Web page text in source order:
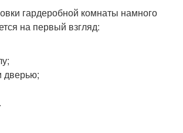
гардеробной комнаты намного
на первый взгляд:
дверью;